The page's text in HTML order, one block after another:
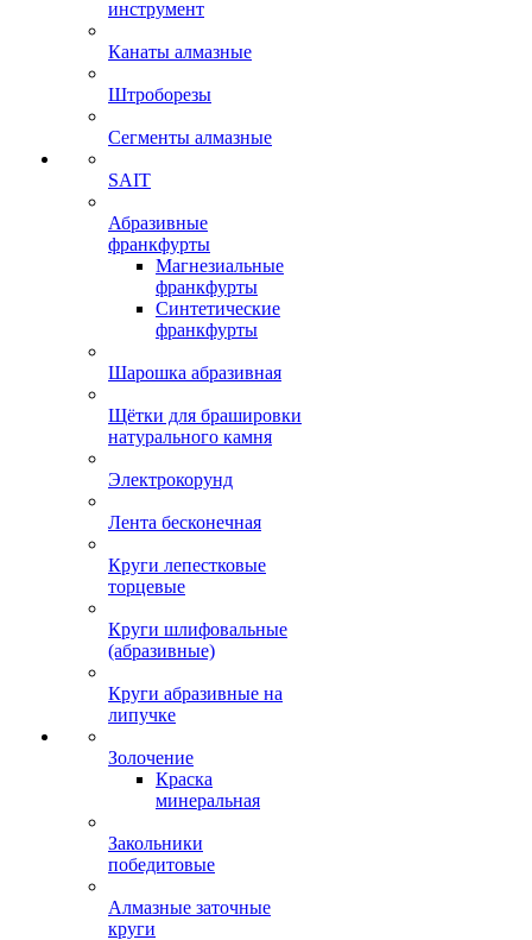
инструмент
Канаты алмазные
Штроборезы
Сегменты алмазные
SAIT
Абразивные
франкфурты
Магнезиальные
франкфурты
Синтетические
франкфурты
Шарошка абразивная
Щётки для брашировки
натурального камня
Электрокорунд
Лента бесконечная
Круги лепестковые
торцевые
Круги шлифовальные
(абразивные)
Круги абразивные на
липучке
Золочение
Краска
минеральная
Закольники
победитовые
Алмазные заточные
круги